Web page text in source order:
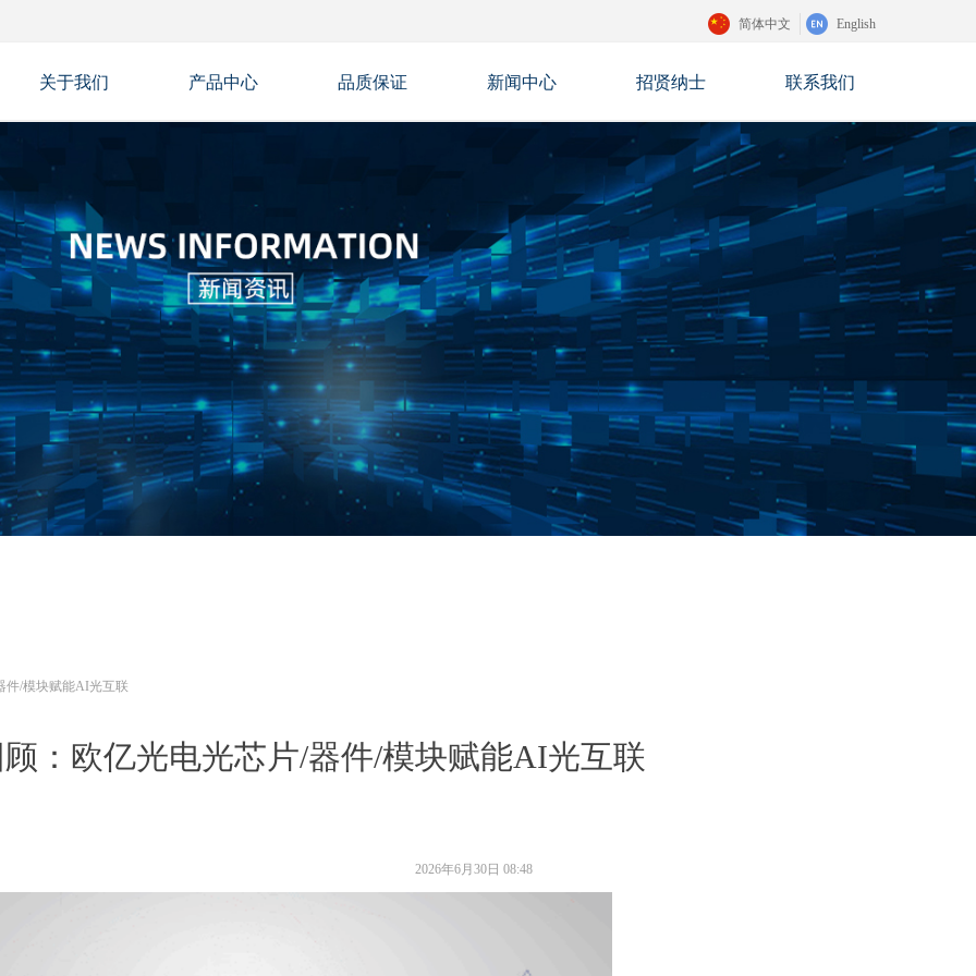
关于我们 产品中心 品质保证 新闻中心 招贤纳士 联系我们
简体中文 English
：欧亿光电光芯片/器件/模块赋能AI光互联
件/模块赋能AI光互联
2026年6月30日 08:48